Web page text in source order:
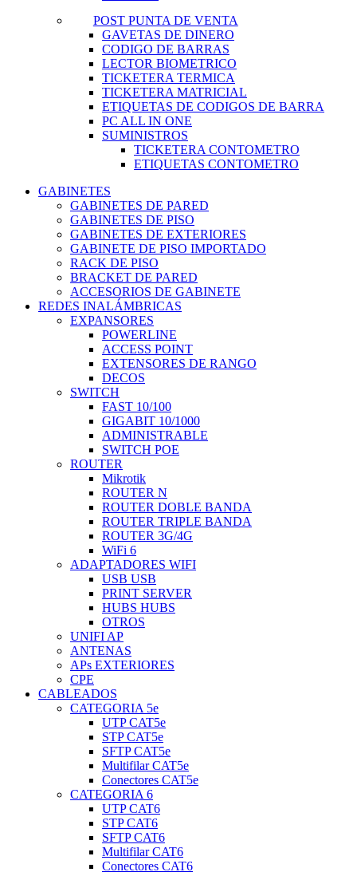
POST PUNTA DE VENTA
GAVETAS DE DINERO
CODIGO DE BARRAS
LECTOR BIOMETRICO
TICKETERA TERMICA
TICKETERA MATRICIAL
ETIQUETAS DE CODIGOS DE BARRA
PC ALL IN ONE
SUMINISTROS
TICKETERA CONTOMETRO
ETIQUETAS CONTOMETRO
GABINETES
GABINETES DE PARED
GABINETES DE PISO
GABINETES DE EXTERIORES
GABINETE DE PISO IMPORTADO
RACK DE PISO
BRACKET DE PARED
ACCESORIOS DE GABINETE
REDES INALÁMBRICAS
EXPANSORES
POWERLINE
ACCESS POINT
EXTENSORES DE RANGO
DECOS
SWITCH
FAST 10/100
GIGABIT 10/1000
ADMINISTRABLE
SWITCH POE
ROUTER
Mikrotik
ROUTER N
ROUTER DOBLE BANDA
ROUTER TRIPLE BANDA
ROUTER 3G/4G
WiFi 6
ADAPTADORES WIFI
USB USB
PRINT SERVER
HUBS HUBS
OTROS
UNIFI AP
ANTENAS
APs EXTERIORES
CPE
CABLEADOS
CATEGORIA 5e
UTP CAT5e
STP CAT5e
SFTP CAT5e
Multifilar CAT5e
Conectores CAT5e
CATEGORIA 6
UTP CAT6
STP CAT6
SFTP CAT6
Multifilar CAT6
Conectores CAT6